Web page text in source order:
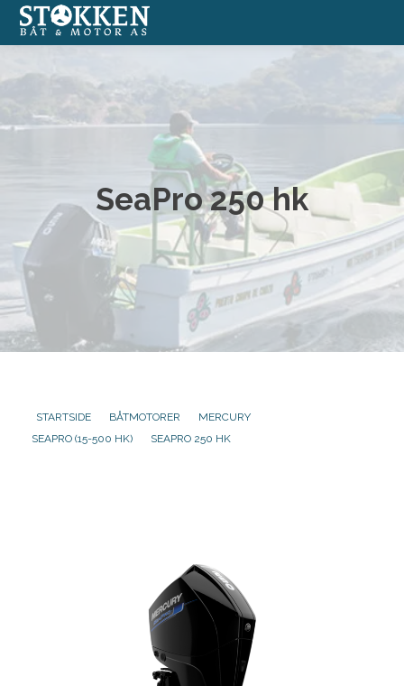
Båtmotorer
Båtverksted
Båtopplag
Formidlingssalg
SeaPro 250 hk
STARTSIDE BÅTMOTORER
MERCURY
SEAPRO (15-500 HK)
SEAPRO 250 HK